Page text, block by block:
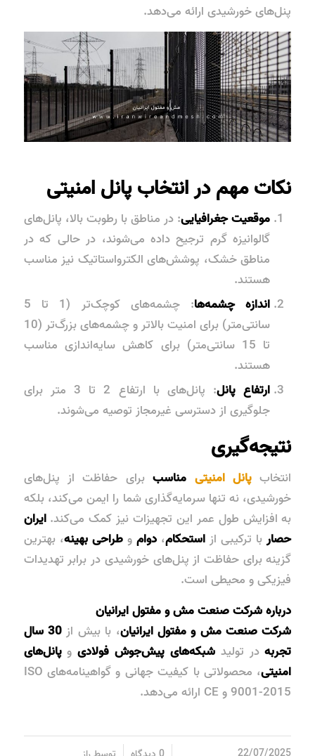
پنل‌های خورشیدی ارائه می‌دهد.
نکات مهم در انتخاب پانل امنیتی
موقعیت جغرافیایی: در مناطق با رطوبت بالا، پانل‌های
گالوانیزه گرم ترجیح داده می‌شوند، در حالی که در
مناطق خشک، پوشش‌های الکترواستاتیک نیز مناسب
هستند.
اندازه چشمه‌ها
: چشمه‌های کوچک‌تر (1 تا 5
سانتی‌متر) برای امنیت بالاتر و چشمه‌های بزرگ‌تر (10
تا 15 سانتی‌متر) برای کاهش سایه‌اندازی مناسب
هستند.
ارتفاع پانل
: پانل‌های با ارتفاع 2 تا 3 متر برای
جلوگیری از دسترسی غیرمجاز توصیه می‌شوند.
نتیجه‌گیری
انتخاب پانل امنیتی مناسببرای حفاظت از پنل‌های
خورشیدی، نه تنها سرمایه‌گذاری شما را ایمن می‌کند، بلکه
به افزایش طول عمر این تجهیزات نیز کمک می‌کند.ایران
حصاربا ترکیبی از استحکام،دوام وطراحی بهینه، بهترین
گزینه برای حفاظت از پنل‌های خورشیدی در برابر تهدیدات
فیزیکی و محیطی است.
درباره شرکت صنعت مش و مفتول ایرانیان
شرکت صنعت مش و مفتول ایرانیان، با بیش از
30 سال
تجربهدر تولیدشبکه‌های پیش‌جوش فولادیوپانل‌های
امنیتی، محصولاتی با کیفیت جهانی و گواهینامه‌های ISO
9001-2015 و CE ارائه می‌دهد.